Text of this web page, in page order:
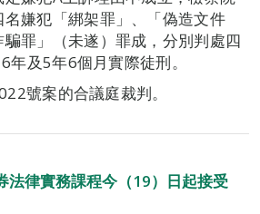
嫌犯「綁架罪」、「偽造文件
罪」（未遂）罪成，分別判處四
年及5年6個月實際徒刑。
號案的合議庭裁判。
法律實務課程今（19）日起接受